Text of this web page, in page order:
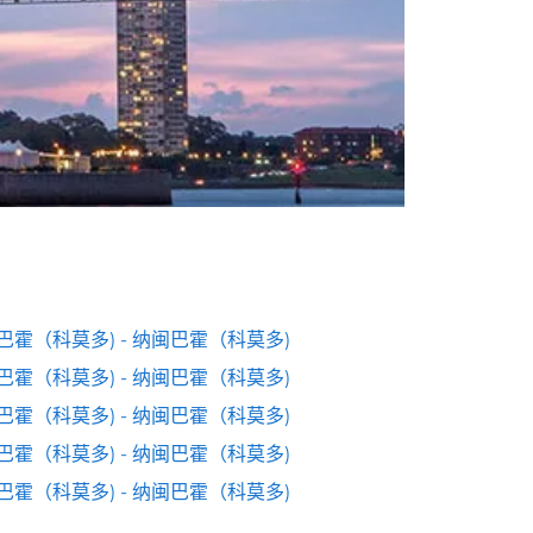
霍（科莫多) - 纳闽巴霍（科莫多)
霍（科莫多) - 纳闽巴霍（科莫多)
霍（科莫多) - 纳闽巴霍（科莫多)
霍（科莫多) - 纳闽巴霍（科莫多)
霍（科莫多) - 纳闽巴霍（科莫多)